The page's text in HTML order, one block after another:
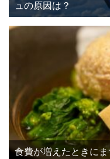
ュの原因は？
食費が増えたときに